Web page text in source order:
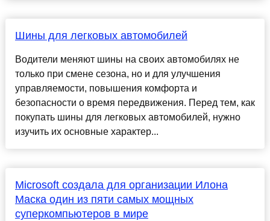
Шины для легковых автомобилей
Водители меняют шины на своих автомобилях не
только при смене сезона, но и для улучшения
управляемости, повышения комфорта и
безопасности о время передвижения. Перед тем, как
покупать шины для легковых автомобилей, нужно
изучить их основные характер...
Microsoft создала для организации Илона
Маска один из пяти самых мощных
суперкомпьютеров в мире